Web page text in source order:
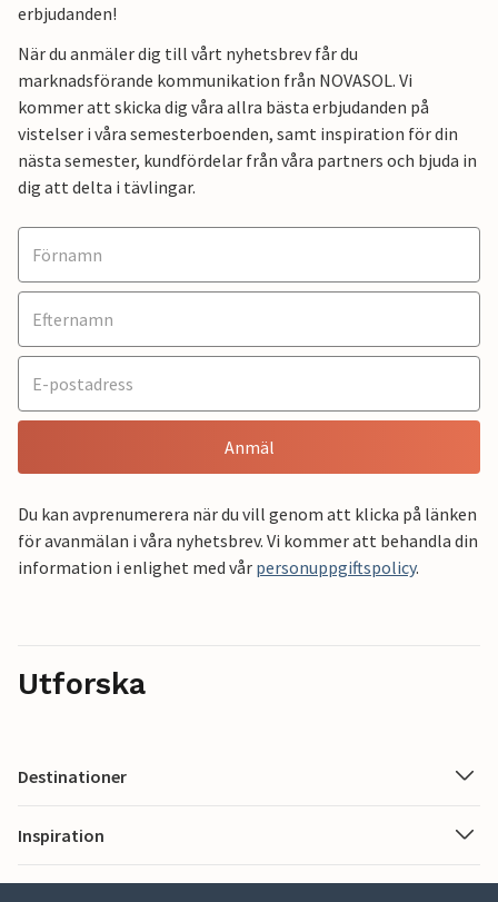
erbjudanden!
När du anmäler dig till vårt nyhetsbrev får du
marknadsförande kommunikation från NOVASOL. Vi
kommer att skicka dig våra allra bästa erbjudanden på
vistelser i våra semesterboenden, samt inspiration för din
nästa semester, kundfördelar från våra partners och bjuda in
dig att delta i tävlingar.
Anmäl
Du kan avprenumerera när du vill genom att klicka på länken
för avanmälan i våra nyhetsbrev. Vi kommer att behandla din
information i enlighet med vår personuppgiftspolicy.
Utforska
Destinationer
Inspiration